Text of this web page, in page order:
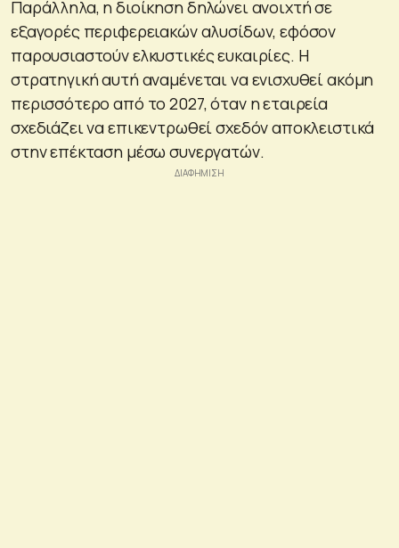
Παράλληλα, η διοίκηση δηλώνει ανοιχτή σε
εξαγορές περιφερειακών αλυσίδων, εφόσον
παρουσιαστούν ελκυστικές ευκαιρίες. Η
στρατηγική αυτή αναμένεται να ενισχυθεί ακόμη
περισσότερο από το 2027, όταν η εταιρεία
σχεδιάζει να επικεντρωθεί σχεδόν αποκλειστικά
στην επέκταση μέσω συνεργατών.